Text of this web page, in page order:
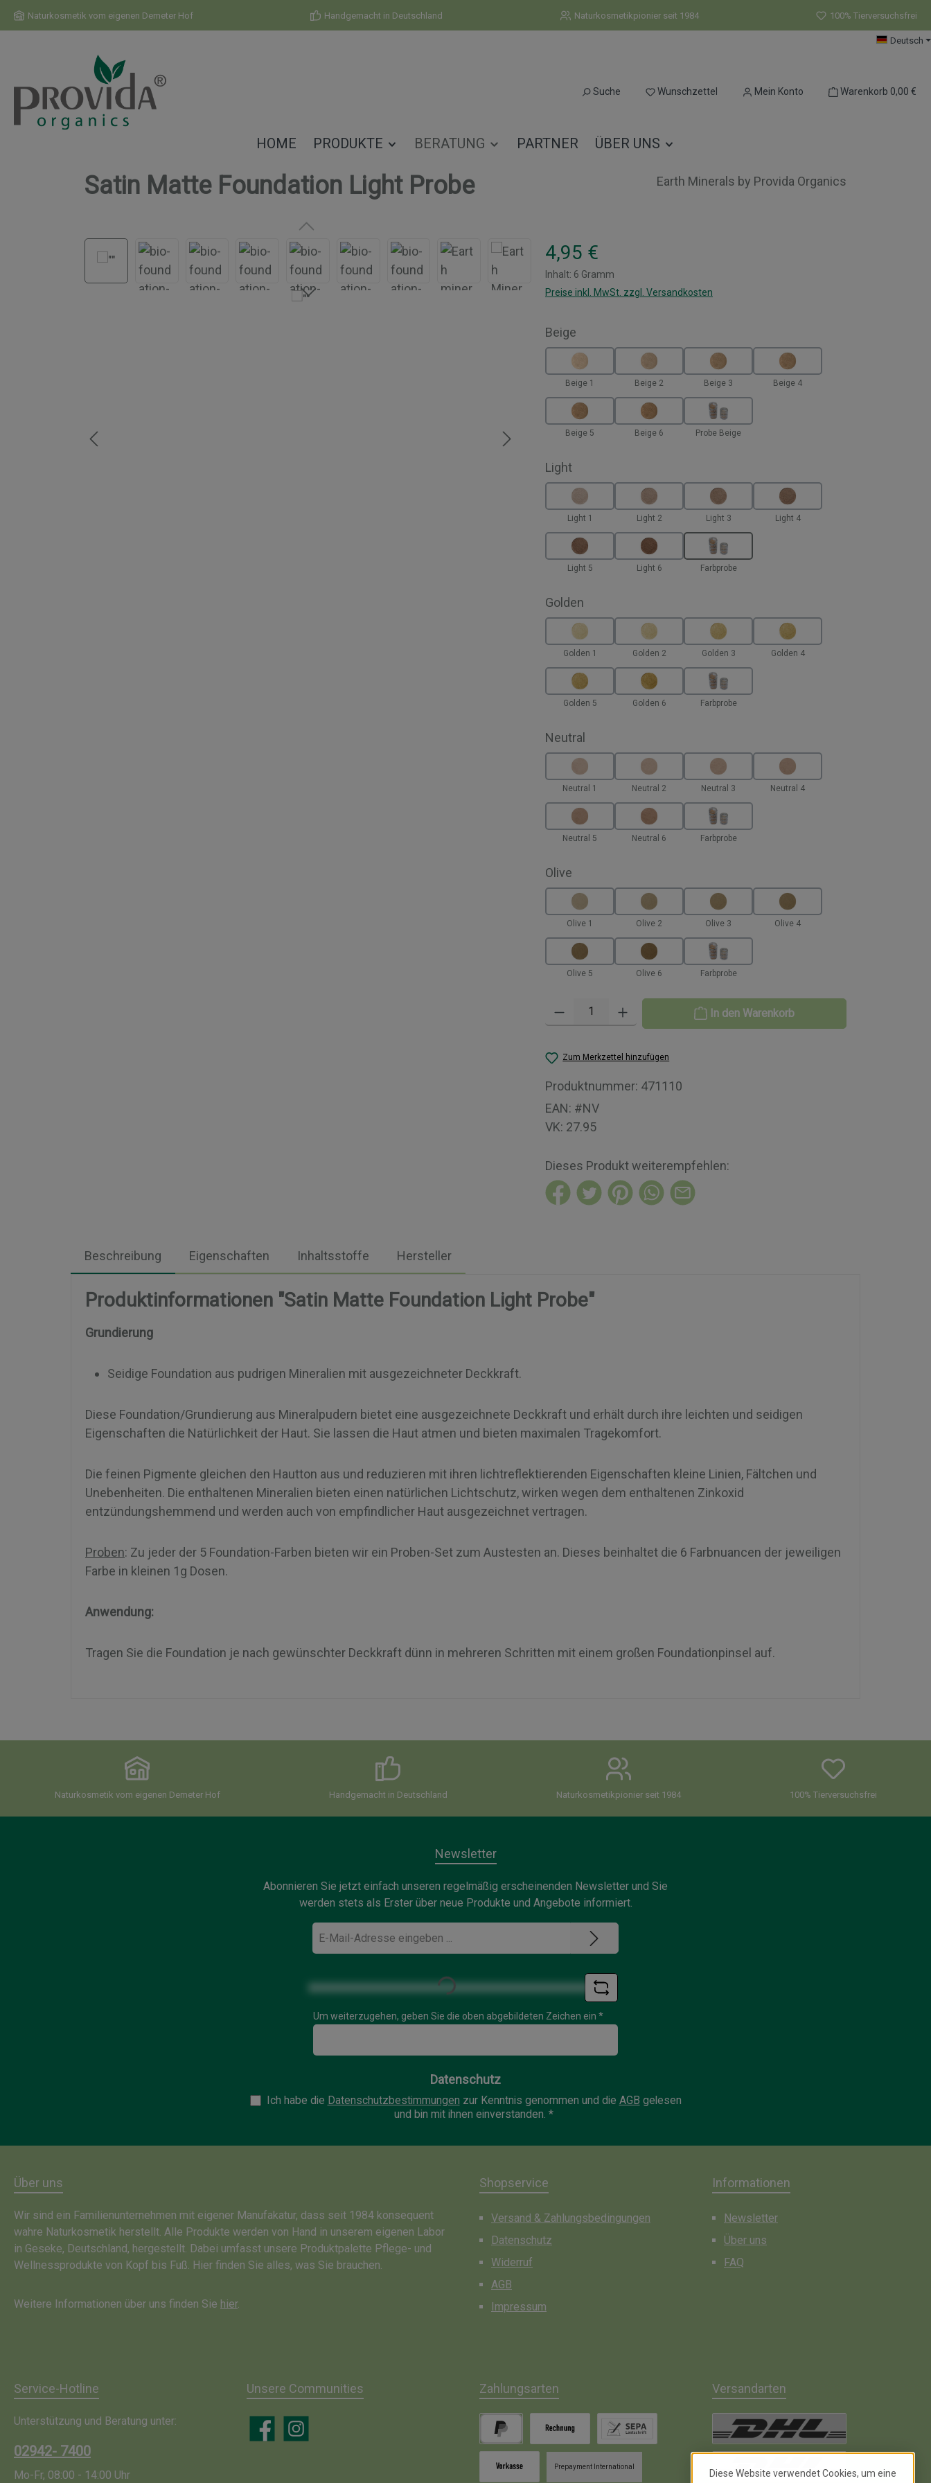
Hauptinhalt springen
Zur Suche springen
Zur Hauptnavigation springen
Naturkosmetik vom eigenen Demeter Hof Handgemacht in Deutschland Naturkosmetikpionier seit 1984 100% Tierversuchsfrei
Deutsch
Suche Wunschzettel Du hast 0 Produkte auf dem Merkzettel
Mein Konto Warenkorb 0,00 €
HOME PRODUKTE BERATUNG PARTNER ÜBER UNS
Satin Matte Foundation Light Probe Earth Minerals by Provida Organics
Bildergalerie überspringen Regulärer Preis:
4,95 €
Inhalt: 6 Gramm
Preise inkl. MwSt. zzgl. Versandkosten
Beige
Beige 1 Beige 2 Beige 3 Beige 4
Beige 5 Beige 6 Probe Beige
Lightauswählen
Light 1 Light 2 Light 3 Light 4
Light 5 Light 6 Farbprobe
Golden
Golden 1 Golden 2 Golden 3 Golden 4
Golden 5 Golden 6 Farbprobe
Neutral
Neutral 1 Neutral 2 Neutral 3 Neutral 4
Neutral 5 Neutral 6 Farbprobe
Olive
Olive 1 Olive 2 Olive 3 Olive 4
Olive 5 Olive 6 Farbprobe
Produkt Anzahl: Gib den gewünschten Wert ein oder benutze die Schaltflächen um die
In den Warenkorb
Zum Merkzettel hinzufügen
Produktnummer: 471110
EAN: #NV
VK: 27.95
Dieses Produkt weiterempfehlen:
Beschreibung Eigenschaften Inhaltsstoffe Hersteller
Produktinformationen "Satin Matte Foundation Light Probe"
Grundierung
Seidige Foundation aus pudrigen Mineralien mit ausgezeichneter Deckkraft.
Diese Foundation/Grundierung aus Mineralpudern bietet eine ausgezeichnete Deckkraft und erhält durch ihre leichten und seidigen
Eigenschaften die Natürlichkeit der Haut. Sie lassen die Haut atmen und bieten maximalen Tragekomfort.
Die feinen Pigmente gleichen den Hautton aus und reduzieren mit ihren lichtreflektierenden Eigenschaften kleine Linien, Fältchen und
Unebenheiten. Die enthaltenen Mineralien bieten einen natürlichen Lichtschutz, wirken wegen dem enthaltenen Zinkoxid
entzündungshemmend und werden auch von empfindlicher Haut ausgezeichnet vertragen.
Proben: Zu jeder der 5 Foundation-Farben bieten wir ein Proben-Set zum Austesten an. Dieses beinhaltet die 6 Farbnuancen der jeweiligen
Farbe in kleinen 1g Dosen.
Anwendung:
Tragen Sie die Foundation je nach gewünschter Deckkraft dünn in mehreren Schritten mit einem großen Foundationpinsel auf.
Naturkosmetik vom eigenen Demeter Hof Handgemacht in Deutschland Naturkosmetikpionier seit 1984 100% Tierversuchsfrei
Newsletter
Abonnieren Sie jetzt einfach unseren regelmäßig erscheinenden Newsletter und Sie
werden stets als Erster über neue Produkte und Angebote informiert.
Mail-
Loading...
Um weiterzugehen, geben Sie die oben abgebildeten Zeichen ein *
Datenschutz
Ich habe die Datenschutzbestimmungen zur Kenntnis genommen und die AGB gelesen
und bin mit ihnen einverstanden. *
Über uns
Wir sind ein Familienunternehmen mit eigener Manufakatur, dass seit 1984 konsequent
wahre Naturkosmetik herstellt. Alle Produkte werden von Hand in unserem eigenen Labor
in Geseke, Deutschland, hergestellt. Dabei umfasst unsere Produktpalette Pflege- und
Wellnessprodukte von Kopf bis Fuß. Hier finden Sie alles, was Sie brauchen.
Weitere Informationen über uns finden Sie hier.
Shopservice
Versand & Zahlungsbedingungen
Datenschutz
Widerruf
AGB
Impressum
Informationen
Newsletter
Über uns
FAQ
Service-Hotline
Unterstützung und Beratung unter:
02942- 7400
Mo-Fr, 08:00 - 14:00 Uhr
Unsere Communities
FacebookInstagram
Zahlungsarten
Rechnung
PayPal Lastschrift inkl. 2% Skonto
Prepayment International
Versandarten
DHL Paket
Diese Website verwendet Cookies, um eine